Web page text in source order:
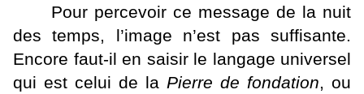
Pour percevoir ce message de la nuit
des temps, l’image n’est pas suffisante.
Encore faut-il en saisir le langage universel
qui est celui de la Pierre de fondation, ou